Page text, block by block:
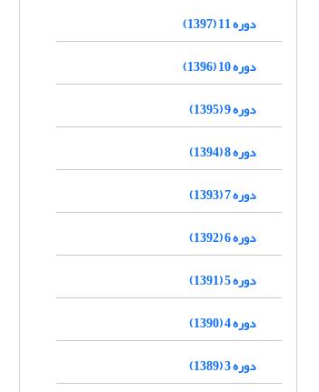
دوره 11 (1397)
دوره 10 (1396)
دوره 9 (1395)
دوره 8 (1394)
دوره 7 (1393)
دوره 6 (1392)
دوره 5 (1391)
دوره 4 (1390)
دوره 3 (1389)